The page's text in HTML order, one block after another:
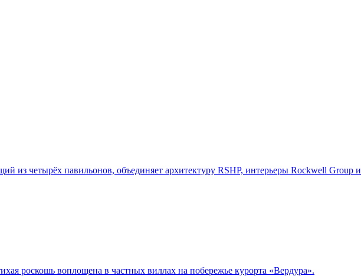
из четырёх павильонов, объединяет архитектуру RSHP, интерьеры Rockwell Group и
роскошь воплощена в частных виллах на побережье курорта «Вердура».